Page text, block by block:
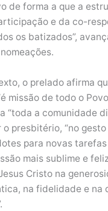
de forma a que a
e da co-
os batizados”,
o prelado afirma
missão de todo o
“toda a comunidade
presbitério, “no
para novas
mais sublime e
Cristo na
na fidelidade e na